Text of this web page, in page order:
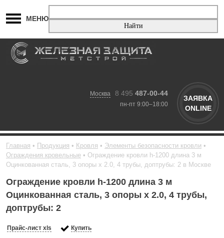
МЕНЮ
Москва 8 495 487-00-44
пн-пт 9:00–18:00
ЗАЯВКА
ONLINE
Главная Продукция Кровля
Элементы безопасности кровли
Ограждения кровельные
Ограждение кровли h-1200 длина 3 м
Оцинкованная сталь, 3 опоры х 2.0, 4 трубы, доптрубы: 2 в Москве
Ограждение кровли h-1200 длина 3 м
Оцинкованная сталь, 3 опоры х 2.0, 4 трубы,
доптрубы: 2
Прайс-лист xls Купить